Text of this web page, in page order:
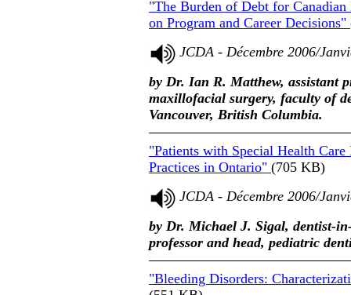
"The Burden of Debt for
on Program and Career Decisions"
JCDA - Décembre 2006/
by Dr. Ian R. Matthew, assistant
maxillofacial surgery, faculty of
Vancouver, British Columbia.
"Patients with Special Health
Practices in Ontario" (705 KB)
JCDA - Décembre 2006/
by Dr. Michael J. Sigal, dentist-
professor and head, pediatric
"Bleeding Disorders: